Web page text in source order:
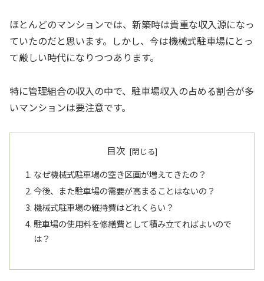
ほとんどのマンションでは、新築時は貴重な収入源になっ
ていたのだと思います。しかし、今は機械式駐車場にとっ
て厳しい時代になりつつあります。
特に管理組合の収入の中で、駐車場収入の占める割合が多
いマンションは要注意です。
目次
なぜ機械式駐車場の空き区画が増えてきたの？
今後、また駐車場の需要が高まることはないの？
機械式駐車場の維持費はどれくらい？
駐車場の使用料を修繕費として積み立てればよいので
は？